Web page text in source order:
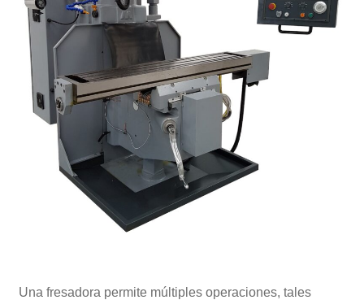
Una fresadora permite múltiples operaciones, tales